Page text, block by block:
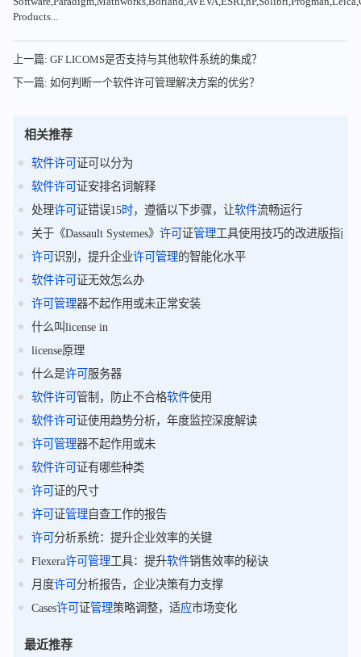
Products...
上一篇: GF LICOMS是否支持与其他软件系统的集成？
下一篇: 如何判断一个软件许可管理解决方案的优劣？
相关推荐
软件许可 证可以分为
软件许可 证安排名词解释
处理许可 证错误15时，遵循以下步骤，让软件流畅运行
关于《Dassault Systemes》 许可 证管理工具使用技巧的改进版指南
许可 识别，提升企业许可 管理的智能化水平
软件许可 证无效怎么办
许可 管理器不起作用或未正常安装
什么叫license in
license原理
什么是许可 服务器
软件许可 管制，防止不合格软件使用
软件许可 证使用趋势分析，年度监控深度解读
许可 管理器不起作用或未
软件许可 证有哪些种类
许可 证的尺寸
许可 证管理自查工作的报告
许可 分析系统：提升企业效率的关键
Flexera许可 管理工具：提升软件销售效率的秘诀
月度许可 分析报告，企业决策有力支撑
Cases许可 证管理策略调整，适应市场变化
最近推荐